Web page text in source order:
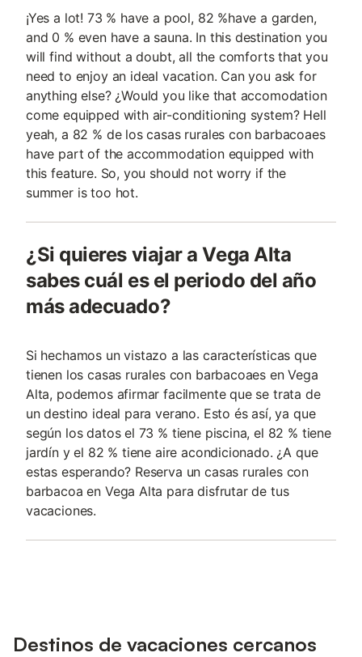
¡Yes a lot! 73 % have a pool, 82 %have a garden,
and 0 % even have a sauna. In this destination you
will find without a doubt, all the comforts that you
need to enjoy an ideal vacation. Can you ask for
anything else? ¿Would you like that accomodation
come equipped with air-conditioning system? Hell
yeah, a 82 % de los casas rurales con barbacoaes
have part of the accommodation equipped with
this feature. So, you should not worry if the
summer is too hot.
¿Si quieres viajar a Vega Alta
sabes cuál es el periodo del año
más adecuado?
Si hechamos un vistazo a las características que
tienen los casas rurales con barbacoaes en Vega
Alta, podemos afirmar facilmente que se trata de
un destino ideal para verano. Esto és así, ya que
según los datos el 73 % tiene piscina, el 82 % tiene
jardín y el 82 % tiene aire acondicionado. ¿A que
estas esperando? Reserva un casas rurales con
barbacoa en Vega Alta para disfrutar de tus
vacaciones.
Destinos de vacaciones cercanos